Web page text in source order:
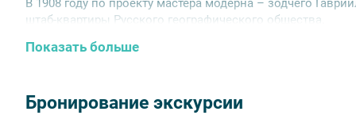
В 1908 году по проекту мастера модерна – зодчего
штаб-квартиры Русского географического общества.
До настоящего времени здание штаб-квартиры РГО
временные выставки), зал Президиума и кабинет
Центральном лектории им. Ю. М. Шокальского
Показать больше
Бронирование экскурсии